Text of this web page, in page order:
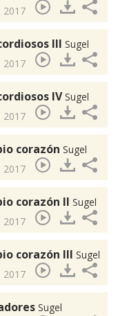
2017
III Sugel
2017
IVSugel
2017
corazón Sugel
2017
corazón II Sugel
2017
corazón III Sugel
2017
Sugel